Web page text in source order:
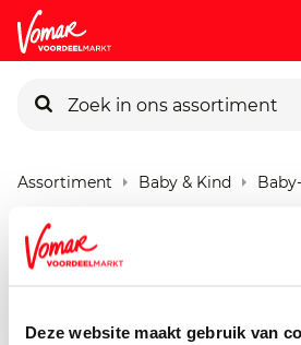
Deze website maakt gebruik van
Pincode vergeten
Assortiment Baby & Kind
Bonbebe 4m+
90 gram